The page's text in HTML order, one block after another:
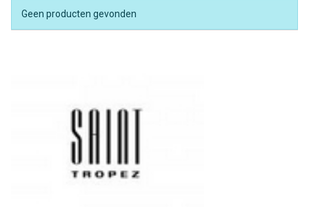
Noteboom
Geen producten gevonden